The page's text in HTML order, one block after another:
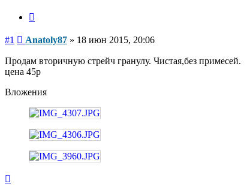
#1 Сообщение
Anatoly87 » 18 июн 2015, 20:06
Продам вторичную стрейч гранулу. Чистая,без примесей.
цена 45р
Вложения